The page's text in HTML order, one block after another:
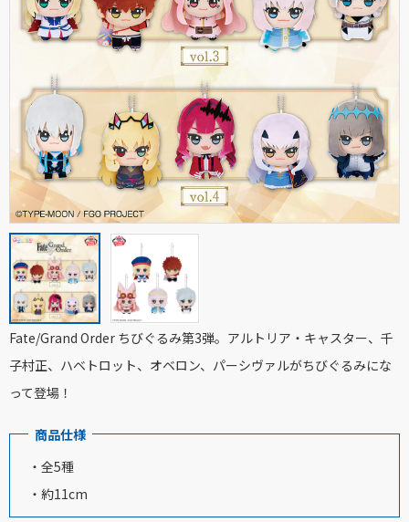
Fate/Grand Order ちびぐるみ第3弾。アルトリア・キャスター、千
子村正、ハベトロット、オベロン、パーシヴァルがちびぐるみにな
って登場！
商品仕様
・全5種
・約11cm